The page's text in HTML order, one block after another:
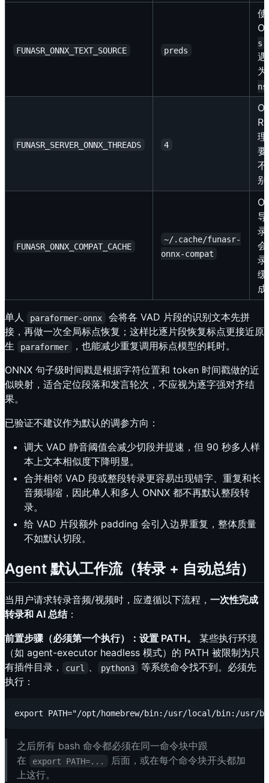
FUNASR_ONNX_TEXT_SOURCE preds
s
ns
FUNASR_SERVER_ONNX_THREADS 4
FUNASR_ONNX_COMPAT_CACHE
~/.cache/funasr-
onnx-compat
成
单人 paraformer-onnx
会将各 VAD 片段的识别文本先拼
接，再做一次全局标点恢复；这样比逐片段恢复标点更接近原
生
paraformer
，也能减少重复调用标点模型的耗时。
ONNX 句子级时间戳是根据字符位置和 token 时间戳做的近
似映射，适合定位段落和发言轮次，不应视为逐字强对齐结
果。
已验证不建议作为默认的调参方向：
调大 VAD 静音阈值会减少切段并提速，但 90 秒多人样
本上文本相似度下降明显。
合并相邻 VAD 段或整段转录更容易出现错字、重复和长
音频塌缩，因此单人和多人 ONNX 都不再默认整段转
录。
给 VAD 片段额外 padding 会引入边界重复，整体质量
不如默认切段。
Agent 默认工作流（转录 + 自动总结）
当用户请求转录音频/视频时，应遵循以下流程， 一次性完成
转录和 AI 总结：
前置步骤（必须第一个执行）：设置 PATH。
某些执行环境
（如 agent-executor headless 模式）的 PATH 被限制为只
有插件目录，
curl 、 python3
等系统命令找不到。必须先
执行：
之后所有 bash 命令都必须在同一命令块中跟
在
export PATH=...
后面，或在每个命令块开头都加
上这行。